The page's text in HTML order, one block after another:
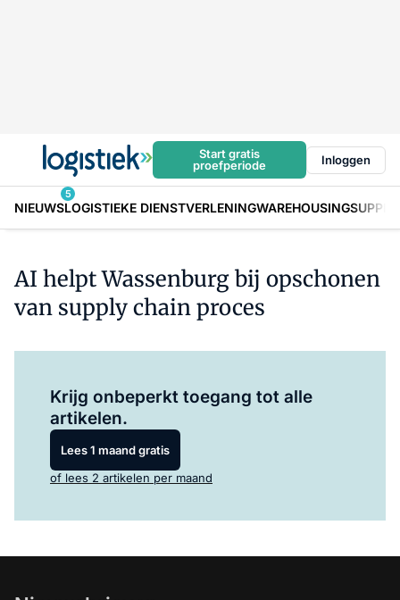
Start gratis
proefperiode
Inloggen
NIEUWS
5
LOGISTIEKE DIENSTVERLENINGWAREHOUSING
AI helpt Wassenburg bij opschonen
van supply chain proces
Krijg onbeperkt toegang tot alle
artikelen.
Lees 1 maand gratis
of lees 2 artikelen per maand